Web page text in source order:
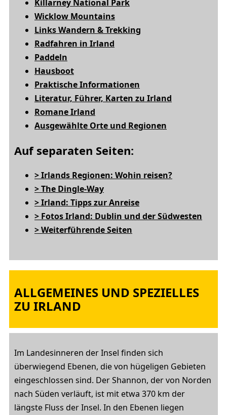
Killarney National Park
Wicklow Mountains
Links Wandern & Trekking
Radfahren in Irland
Paddeln
Hausboot
Praktische Informationen
Literatur, Führer, Karten zu Irland
Romane Irland
Ausgewählte Orte und Regionen
Auf separaten Seiten:
> Irlands Regionen: Wohin reisen?
> The Dingle-Way
> Irland: Tipps zur Anreise
> Fotos Irland: Dublin und der Südwesten
> Weiterführende Seiten
ALLGEMEINES UND SPEZIELLES
ZU IRLAND
Im Landesinneren der Insel finden sich
überwiegend Ebenen, die von hügeligen Gebieten
eingeschlossen sind. Der Shannon, der von Norden
nach Süden verläuft, ist mit etwa 370 km der
längste Fluss der Insel. In den Ebenen liegen